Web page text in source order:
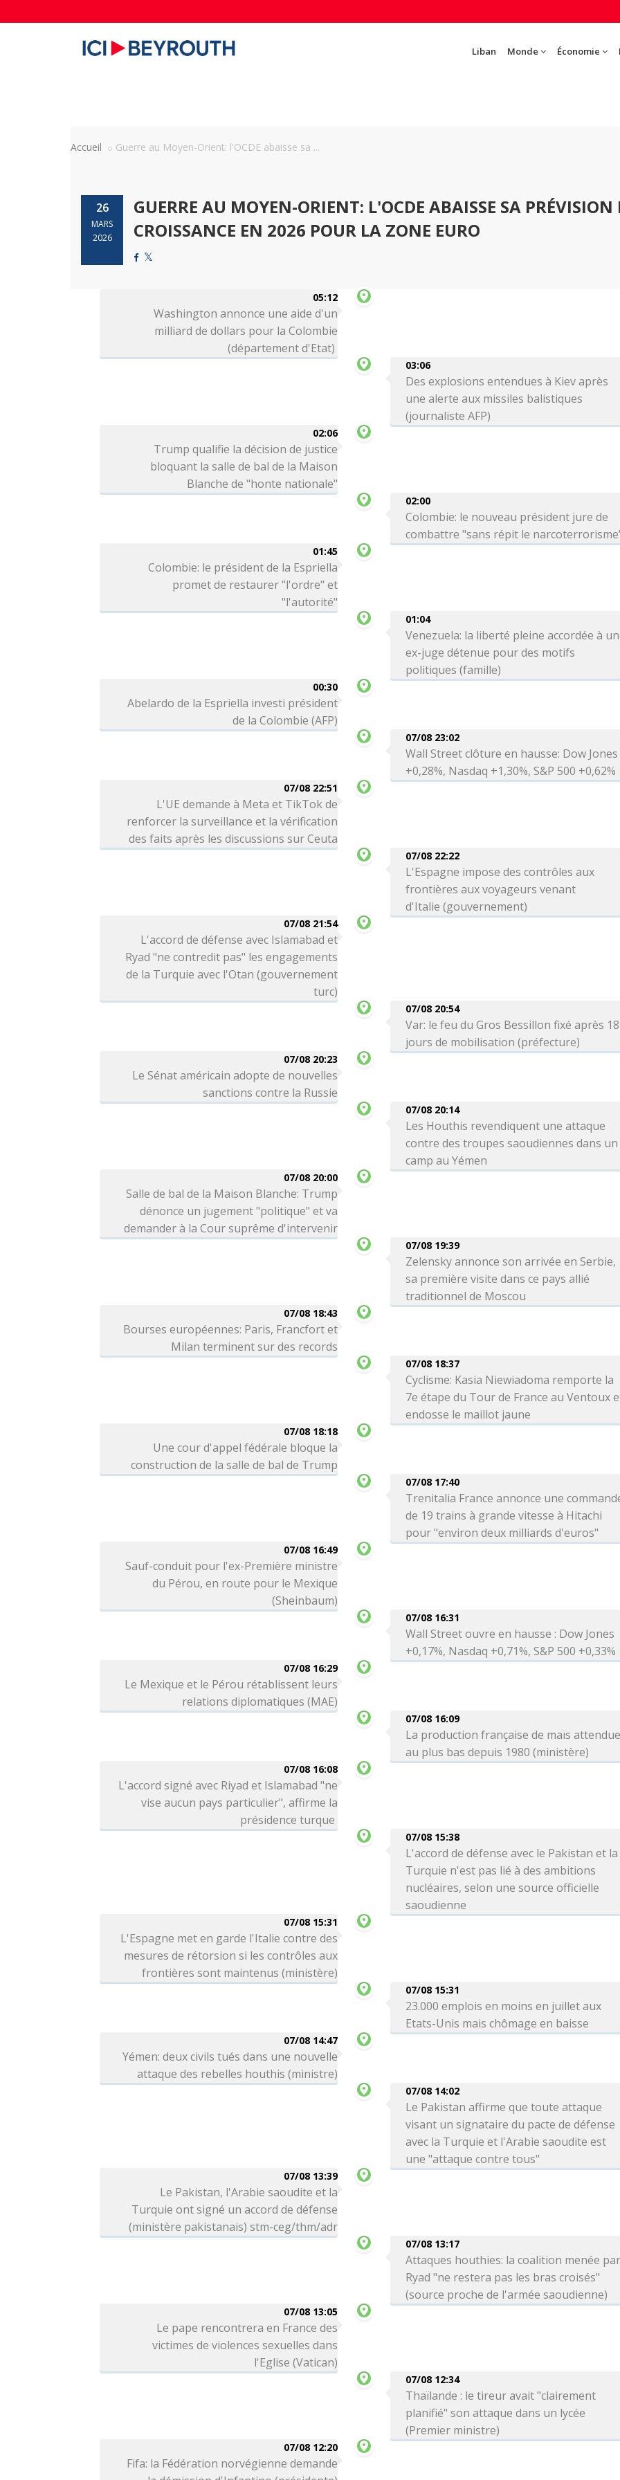
Liban Monde Économie
Accueil Guerre au Moyen-Orient: l'OCDE abaisse sa ...
26
MARS
2026
GUERRE AU MOYEN-ORIENT: L'OCDE ABAISSE SA PRÉVISION
CROISSANCE EN 2026 POUR LA ZONE EURO
05:12
Washington annonce une aide d'un
milliard de dollars pour la Colombie
(département d'Etat)
03:06
Des explosions entendues à Kiev après
une alerte aux missiles balistiques
(journaliste AFP)
02:06
Trump qualifie la décision de justice
bloquant la salle de bal de la Maison
Blanche de "honte nationale"
02:00
Colombie: le nouveau président jure de
combattre "sans répit le
01:45
Colombie: le président de la Espriella
promet de restaurer "l'ordre" et
"l'autorité"
01:04
Venezuela: la liberté pleine accordée à
ex-juge détenue pour des motifs
politiques (famille)
00:30
Abelardo de la Espriella investi président
de la Colombie (AFP)
07/08 23:02
Wall Street clôture en hausse: Dow Jones
+0,28%, Nasdaq +1,30%, S&P 500 +0,62%
07/08 22:51
L'UE demande à Meta et TikTok de
renforcer la surveillance et la vérification
des faits après les discussions sur Ceuta
07/08 22:22
L'Espagne impose des contrôles aux
frontières aux voyageurs venant
d'Italie (gouvernement)
07/08 21:54
L'accord de défense avec Islamabad et
Ryad "ne contredit pas" les engagements
de la Turquie avec l'Otan (gouvernement
turc)
07/08 20:54
Var: le feu du Gros Bessillon fixé après 18
jours de mobilisation (préfecture)
07/08 20:23
Le Sénat américain adopte de nouvelles
sanctions contre la Russie
07/08 20:14
Les Houthis revendiquent une attaque
contre des troupes saoudiennes dans un
camp au Yémen
07/08 20:00
Salle de bal de la Maison Blanche: Trump
dénonce un jugement "politique" et va
demander à la Cour suprême d'intervenir
07/08 19:39
Zelensky annonce son arrivée en Serbie,
sa première visite dans ce pays allié
traditionnel de Moscou
07/08 18:43
Bourses européennes: Paris, Francfort et
Milan terminent sur des records
07/08 18:37
Cyclisme: Kasia Niewiadoma remporte la
7e étape du Tour de France au Ventoux
endosse le maillot jaune
07/08 18:18
Une cour d'appel fédérale bloque la
construction de la salle de bal de Trump
07/08 17:40
Trenitalia France annonce une
de 19 trains à grande vitesse à Hitachi
pour "environ deux milliards d'euros"
07/08 16:49
Sauf-conduit pour l'ex-Première ministre
du Pérou, en route pour le Mexique
(Sheinbaum)
07/08 16:31
Wall Street ouvre en hausse : Dow Jones
+0,17%, Nasdaq +0,71%, S&P 500 +0,33%
07/08 16:29
Le Mexique et le Pérou rétablissent leurs
relations diplomatiques (MAE)
07/08 16:09
La production française de maïs
au plus bas depuis 1980 (ministère)
07/08 16:08
L'accord signé avec Riyad et Islamabad "ne
vise aucun pays particulier", affirme la
présidence turque
07/08 15:38
L'accord de défense avec le Pakistan et la
Turquie n'est pas lié à des ambitions
nucléaires, selon une source officielle
saoudienne
07/08 15:31
L'Espagne met en garde l'Italie contre des
mesures de rétorsion si les contrôles aux
frontières sont maintenus (ministère)
07/08 15:31
23.000 emplois en moins en juillet aux
Etats-Unis mais chômage en baisse
07/08 14:47
Yémen: deux civils tués dans une nouvelle
attaque des rebelles houthis (ministre)
07/08 14:02
Le Pakistan affirme que toute attaque
visant un signataire du pacte de défense
avec la Turquie et l'Arabie saoudite est
une "attaque contre tous"
07/08 13:39
Le Pakistan, l'Arabie saoudite et la
Turquie ont signé un accord de défense
(ministère pakistanais) stm-ceg/thm/adr
07/08 13:17
Attaques houthies: la coalition menée
Ryad "ne restera pas les bras croisés"
(source proche de l'armée saoudienne)
07/08 13:05
Le pape rencontrera en France des
victimes de violences sexuelles dans
l'Eglise (Vatican)
07/08 12:34
Thaïlande : le tireur avait "clairement
planifié" son attaque dans un lycée
(Premier ministre)
07/08 12:20
Fifa: la Fédération norvégienne demande